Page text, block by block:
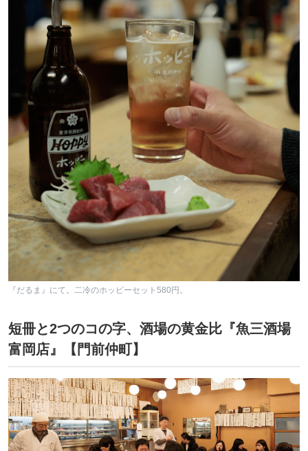
『だるま』にて。二冷のホッピーセット580円。
短冊と2つのコの字、酒場の黄金比『魚三酒場
富岡店』【門前仲町】